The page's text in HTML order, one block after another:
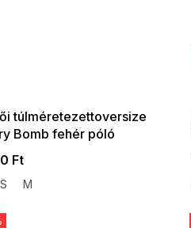
túlméretezettoversize
Bomb fehér póló
Ft
S M